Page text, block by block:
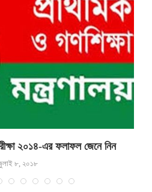
২০১৪-এর ফলাফল জেনে নিন
৮, ২০১৮